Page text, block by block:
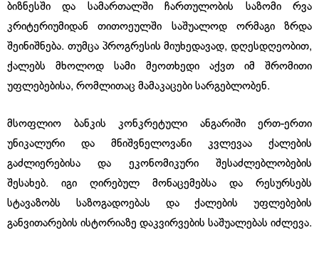
ბიზნესში და სამართალში ჩართულობის საზომი რვა
კრიტერიუმიდან თითოეულში საშუალოდ ორმაგი ზრდა
შეინიშნება. თუმცა პროგრესის მიუხედავად, დღესდღეობით,
ქალებს მხოლოდ სამი მეოთხედი აქვთ იმ შრომითი
უფლებებისა, რომლითაც მამაკაცები სარგებლობენ.
მსოფლიო ბანკის კონკრეტული ანგარიში ერთ-ერთი
უნიკალური და მნიშვნელოვანი კვლევაა ქალების
გაძლიერებისა და ეკონომიკური შესაძლებლობების
შესახებ. იგი ღირებულ მონაცემებსა და რესურსებს
სტავაზობს საზოგადოებას და ქალების უფლებების
განვითარების ისტორიაზე დაკვირვების საშუალებას იძლევა.